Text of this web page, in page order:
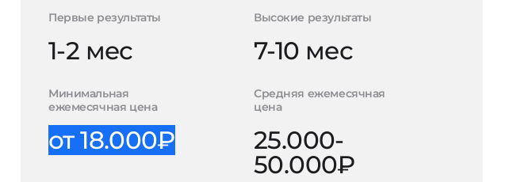
Первые результаты
1-2 мес
Высокие результаты
7-10 мес
Минимальная
ежемесячная цена
от 18.000₽
Средняя ежемесячная
цена
25.000-
50.000₽